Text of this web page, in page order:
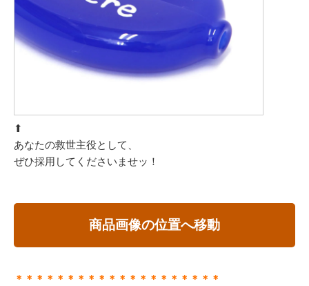
⬆︎
あなたの救世主役として、
ぜひ採用してくださいませッ！
商品画像の位置へ移動
＊＊＊＊＊＊＊＊＊＊＊＊＊＊＊＊＊＊＊＊